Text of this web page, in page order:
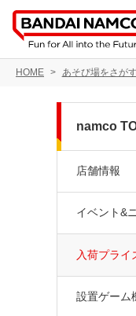
HOME あそび場をさがす
namco
店舗情報
イベント&
入荷プライ
設置ゲーム